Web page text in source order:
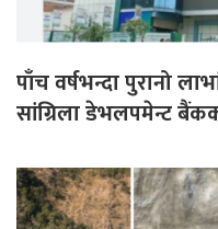
पाँच वर्षभन्दा पुरानो
सांग्रिला डेभलपमेन्ट